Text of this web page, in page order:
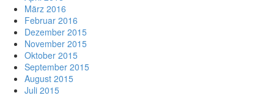
März 2016
Februar 2016
Dezember 2015
November 2015
Oktober 2015
September 2015
August 2015
Juli 2015